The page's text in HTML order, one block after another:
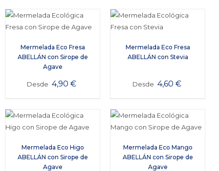
Mermelada Eco Fresa
ABELLÁN con Sirope de
Agave
Desde 4,90€
Mermelada Eco Fresa
ABELLÁN con Stevia
Desde 4,60 €
Mermelada Eco Higo
ABELLÁN con Sirope de
Agave
Mermelada Eco Mango
ABELLÁN con Sirope de
Agave